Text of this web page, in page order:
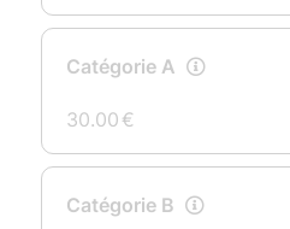
Catégorie A
30.00 €
Catégorie B